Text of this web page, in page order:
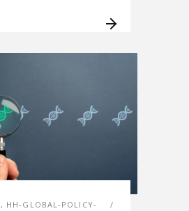
, HH-GLOBAL-POLICY-